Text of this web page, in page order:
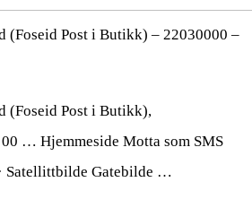
(Foseid Post i Butikk) – 22030000 –
(Foseid Post i Butikk),
… Hjemmeside Motta som SMS
Satellittbilde Gatebilde …